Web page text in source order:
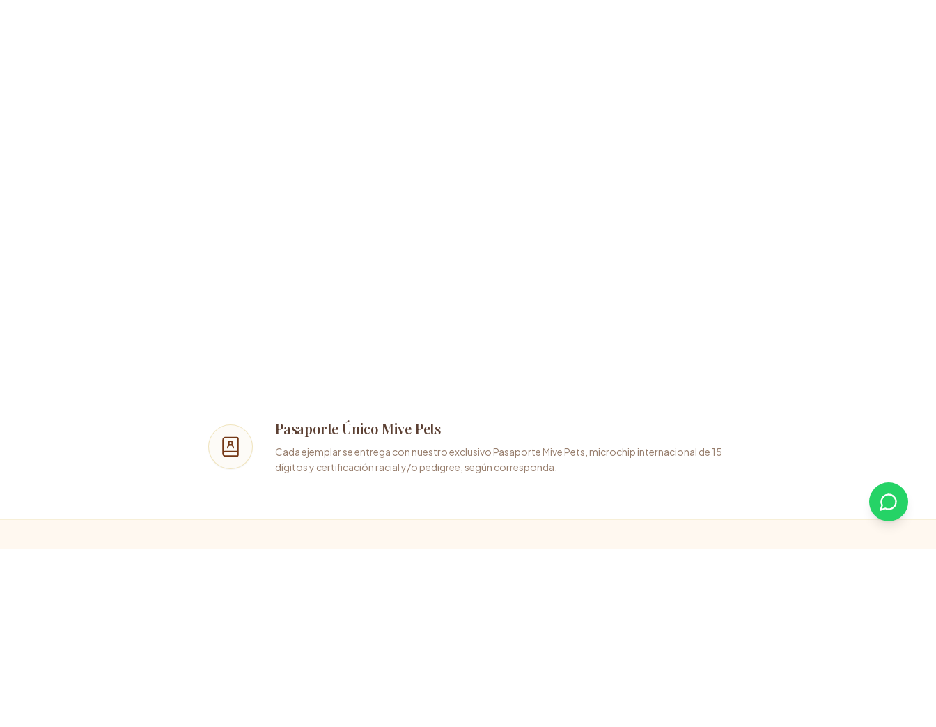
Pasaporte Único Mive Pets
Cada ejemplar se entrega con nuestro exclusivo Pasaporte Mive Pets, microchip internacional de 15
dígitos y certificación racial y/o pedigree, según corresponda.